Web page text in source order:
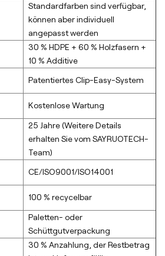
Standardfarben sind verfügbar,
können aber individuell
angepasst werden
30 % HDPE + 60 % Holzfasern +
10 % Additive
Patentiertes Clip-Easy-System
Kostenlose Wartung
25 Jahre (Weitere Details
erhalten Sie vom SAYRUOTECH-
Team)
CE/ISO9001/ISO14001
100 % recycelbar
Paletten- oder
Schüttgutverpackung
30 % Anzahlung, der Restbetrag